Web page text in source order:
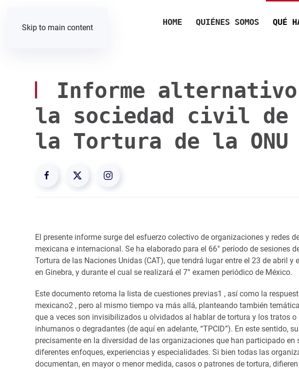
Skip to main content
HOME QUIÉNES SOMOS QUÉ
Informe
la sociedad civil de
la Tortura de la ONU
El presente informe surge del esfuerzo colectivo de organizaciones y redes
mexicana e internacional. Se ha elaborado para el 66° período de sesiones
Tortura de las Naciones Unidas (CAT), que tendrá lugar entre el 23 de abril y
en Ginebra, y durante el cual se realizará el 7° examen periódico de México.
Este documento retoma la lista de cuestiones previas1 , así como la
mexicano2 , pero al mismo tiempo va más allá, planteando también
que a veces son invisibilizados u olvidados al hablar de tortura y los tratos o
inhumanos o degradantes (de aquí en adelante, “TPCID”). En este sentido,
precisamente en la diversidad de las organizaciones que han participado en
diferentes enfoques, experiencias y especialidades. Si bien todas las
documentan, en mayor o menor medida, casos o patrones de tortura,